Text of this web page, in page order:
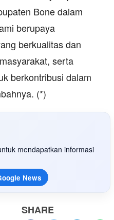
Bone dalam
berupaya
berkualitas dan
serta
berkontribusi dalam
(*)
mendapatkan informasi
News
SHARE